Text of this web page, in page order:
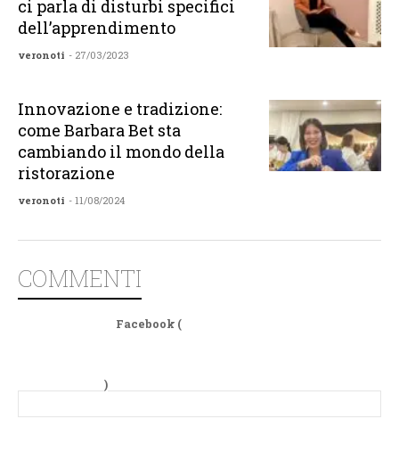
ci parla di disturbi specifici
dell’apprendimento
veronoti - 27/03/2023
Innovazione e tradizione:
come Barbara Bet sta
cambiando il mondo della
ristorazione
veronoti - 11/08/2024
COMMENTI
Facebook (
)